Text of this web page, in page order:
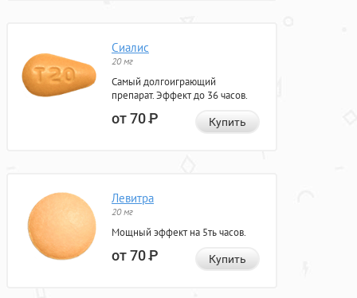
Сиалис
20 мг
Самый долгоиграющий
препарат. Эффект до 36 часов.
от 70Р Купить
Левитра
20 мг
Мощный эффект на 5ть часов.
от 70Р Купить